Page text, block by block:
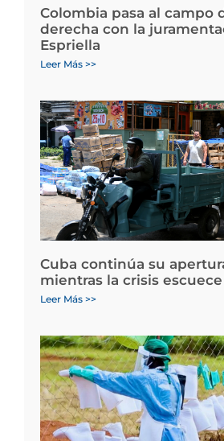
Colombia pasa al campo
derecha con la
Espriella
Leer Más >>
Cuba continúa su
mientras la crisis
Leer Más >>